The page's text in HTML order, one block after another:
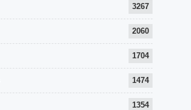
3267
2060
1704
1474
1354